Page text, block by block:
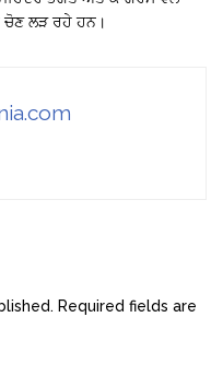
ਚੋਣ ਲੜ ਰਹੇ ਹਨ।
Required fields are